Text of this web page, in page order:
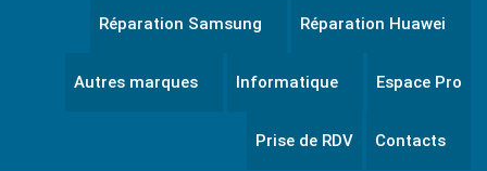
Réparation Samsung Réparation Huawei
Autres marques Informatique Espace Pro
Prise de RDV Contacts